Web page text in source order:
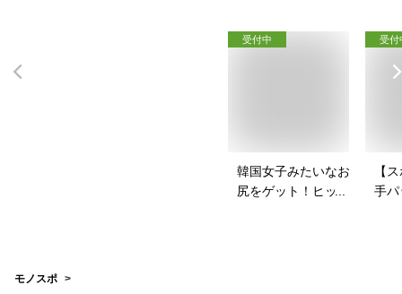
受付中
韓国女子みたいなお
尻をゲット！ヒップ
受付
【
手パ
モノスポ